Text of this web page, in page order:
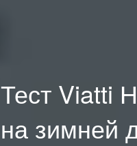
Тест Viatti
на зимней